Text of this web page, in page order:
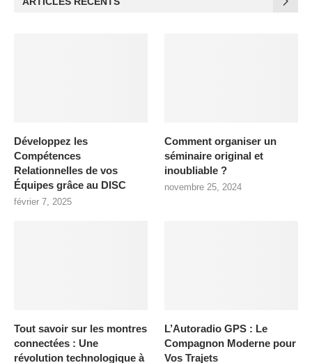
Développez les
Compétences
Relationnelles de vos
Équipes grâce au DISC
février 7, 2025
Comment organiser un
séminaire original et
inoubliable ?
novembre 25, 2024
Tout savoir sur les montres
connectées : Une
révolution technologique à
L’Autoradio GPS : Le
Compagnon Moderne pour
Vos Trajets